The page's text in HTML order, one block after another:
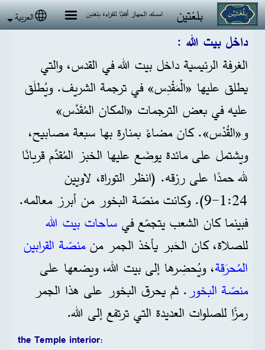
تجاوز إلى المحتوى الرئيسي
بلغتين امسك الجهاز أفقيًا للقراءة بلغتين العربية
داخل بيت الله :
الغرفة الرئيسية داخل بيت الله في القدس، والتي
يطلق عليها «الْمَقْدِس» في ترجمة الشريف. ويُطلَق
عليه في بعض الترجمات «المكان المُقَدَّس»
و«القُدْس». كان مضاءً بمنارة بها سبعة مصابيح،
ويشتمل على مائدة يوضَع عليها الخبز المُقدَّم قربانًا
لله حمدًا على رزقه. (انظر التوراة، لاويين
24:‏1-‏9). وكانت منصّة البخور من أبرز معالمه.
فبينما كان الشعب يتجمّع فيساحات بيت الله
للصلاة، كان الحَبر يأخذ الجمر منمنصّة القرابين
المُحرَقة، ويُحضِرها إلى بيت الله، ويضعها على
منصّة البخور. ثم يحرق البخور على هذا الجمر
رمزًا للصلوات العديدة التي ترتفع إلى الله.
the Temple interior: